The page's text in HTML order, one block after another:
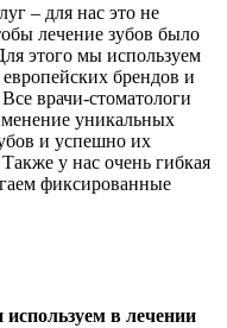
– для нас это не
лечение зубов было
этого мы используем
брендов и
врачи-стоматологи
уникальных
и успешно их
у нас очень гибкая
фиксированные
в лечении